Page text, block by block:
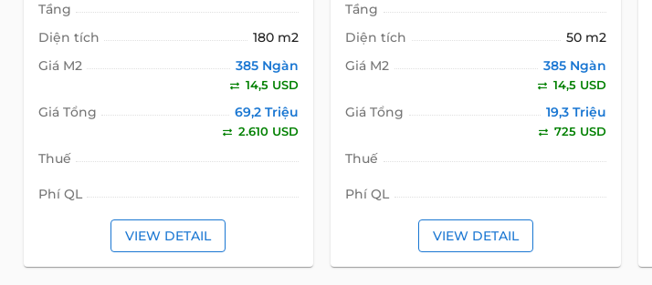
Tầng
Diện tích
180 m2
Giá M2
385 Ngàn
14,5 USD
Giá Tổng 69,2 Triệu
2.610 USD
Thuế
Phí QL
VIEW DETAIL
Tầng
Diện tích
50 m2
Giá M2
385 Ngàn
14,5 USD
Giá Tổng 19,3 Triệu
725 USD
Thuế
Phí QL
VIEW DETAIL